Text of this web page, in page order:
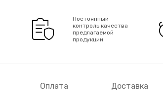
Постоянный
контроль качества
предлагаемой
продукции
Оплата Доставка